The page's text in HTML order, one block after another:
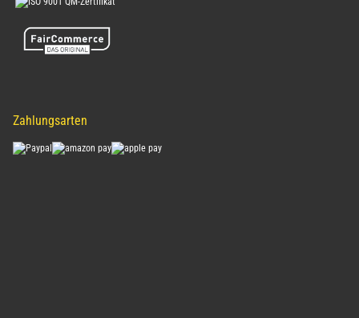
Zahlungsarten